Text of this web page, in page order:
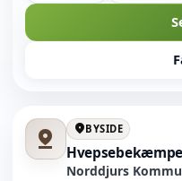
pin_drop location_onBYSIDE
Norddjurs